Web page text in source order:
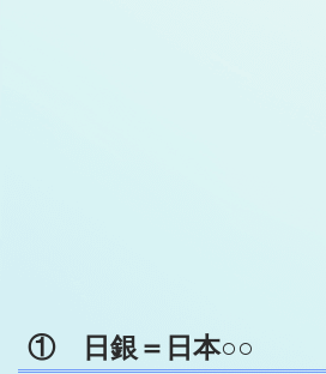
① 日銀＝日本○○